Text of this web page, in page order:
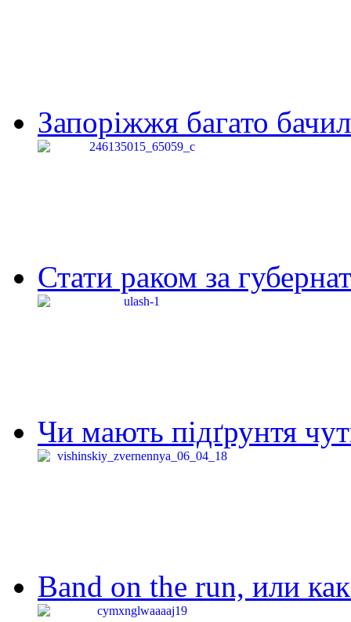
Запоріжжя багато
Стати раком за
Чи мають підґрунтя
Band on the run, или